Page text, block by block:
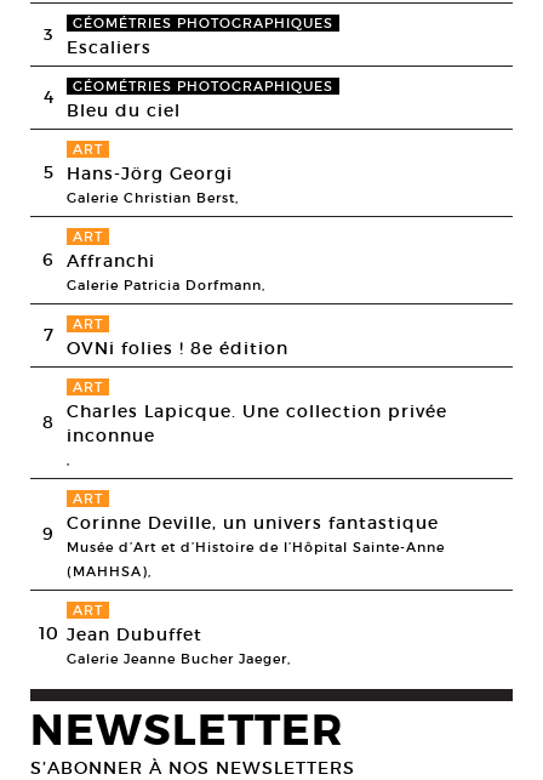
3 GÉOMÉTRIES PHOTOGRAPHIQUES
Escaliers
4 GÉOMÉTRIES PHOTOGRAPHIQUES
Bleu du ciel
5
ART
Hans-Jörg Georgi
Galerie Christian Berst,
6
ART
Affranchi
Galerie Patricia Dorfmann,
7 ART
OVNi folies ! 8e édition
8
ART
Charles Lapicque. Une collection privée
inconnue
,
9
ART
Corinne Deville, un univers fantastique
Musée d’Art et d’Histoire de l’Hôpital Sainte-Anne
(MAHHSA),
10
ART
Jean Dubuffet
Galerie Jeanne Bucher Jaeger,
NEWSLETTER
S’ABONNER À NOS NEWSLETTERS